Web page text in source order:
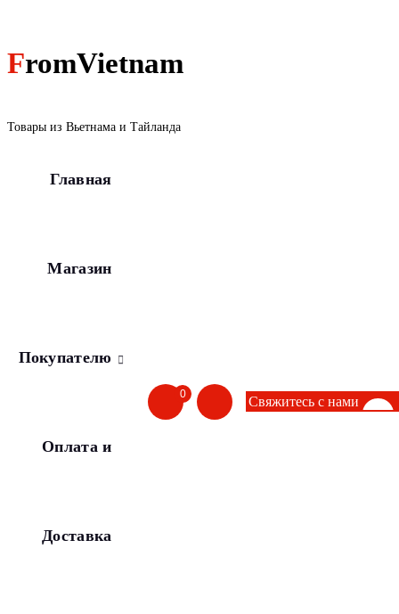
FromVietnam
Товары из Вьетнама и Тайланда
Главная
Магазин
Покупателю
Оплата и
Доставка
0 Свяжитесь с нами